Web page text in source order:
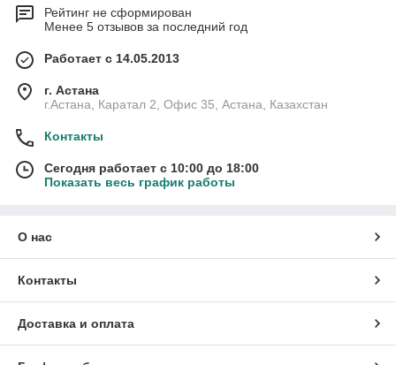
Рейтинг не сформирован
Менее 5 отзывов за последний год
Работает с 14.05.2013
г. Астана
г.Астана, Каратал 2, Офис 35, Астана, Казахстан
Контакты
Сегодня работает с 10:00 до 18:00
Показать весь график работы
О нас
Контакты
Доставка и оплата